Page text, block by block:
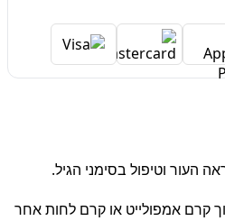
העור וטיפול בסימני הגיל.
קרם אמפולייט או קרם לחות אחר